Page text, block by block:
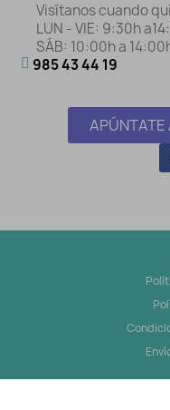
Visítanos cuando
LUN - VIE: 9:30h
SÁB: 10:00h a
985 43 44 19
APÚNTATE